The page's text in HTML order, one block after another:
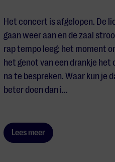
Het concert is afgelopen. De
gaan weer aan en de zaal
rap tempo leeg: het moment
het genot van een drankje het
na te bespreken. Waar kun je
beter doen dan i...
Lees meer